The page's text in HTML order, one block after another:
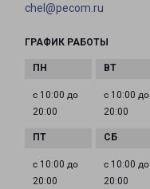
chel@pecom.ru
ГРАФИК РАБОТЫ
с 10:00 до
20:00
с 10:00 до
20:00
с 10:00 до
20:00
с 10:00 до
20:00